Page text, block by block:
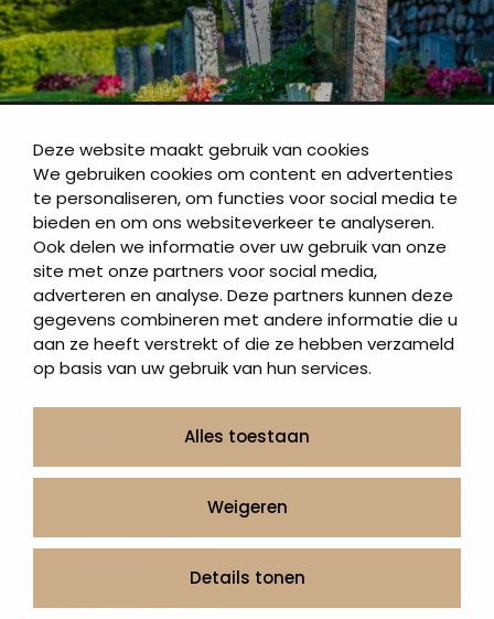
Deze website maakt gebruik van cookies
We gebruiken cookies om content en advertenties
te personaliseren, om functies voor social media te
bieden en om ons websiteverkeer te analyseren.
Ook delen we informatie over uw gebruik van onze
site met onze partners voor social media,
adverteren en analyse. Deze partners kunnen deze
gegevens combineren met andere informatie die u
aan ze heeft verstrekt of die ze hebben verzameld
op basis van uw gebruik van hun services.
Alles toestaan
Weigeren
Details tonen
Alkmaar
Ritsevoort 18, 1811 DN Alkmaar, Nederland
KvK: 63347636
Veenendaal
Eenvoudige grafstenen
Bijzondere grafstenen
Grafstenen met Harten